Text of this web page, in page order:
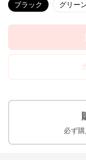
ブラック グリー
必ず